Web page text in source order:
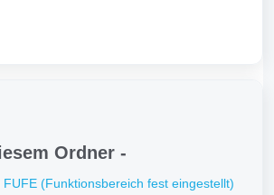
Ordner -
FUFE (Funktionsbereich fest eingestellt)